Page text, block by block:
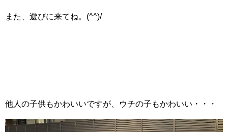
また、遊びに来てね。(^^)/
他人の子供もかわいいですが、ウチの子もかわいい・・・